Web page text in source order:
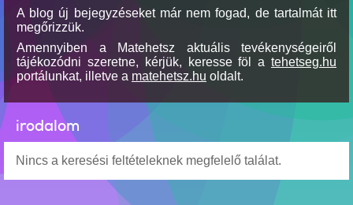
A blog új bejegyzéseket már nem fogad, de tartalmát itt
megőrizzük.
Amennyiben a Matehetsz aktuális tevékenységeiről
tájékozódni szeretne, kérjük, keresse föl a tehetseg.hu
portálunkat, illetve a matehetsz.hu oldalt.
irodalom
Nincs a keresési feltételeknek megfelelő találat.